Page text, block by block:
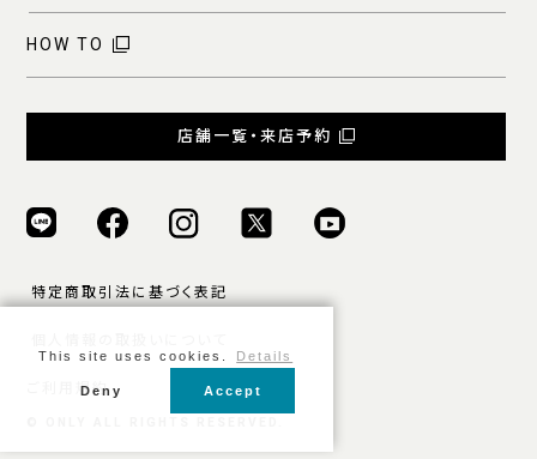
HOW TO
店舗一覧・来店予約
特定商取引法に基づく表記
ご利用規約
This site uses cookies. Details
Deny Accept